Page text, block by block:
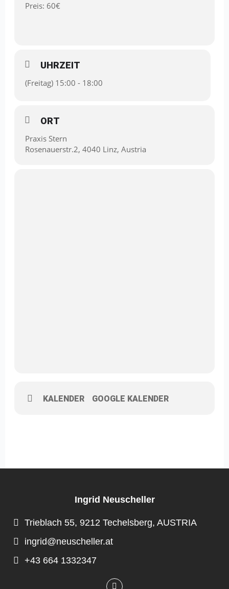
Preis: 60€
UHRZEIT
(Freitag) 15:00 - 18:00
ORT
Praxis Stern
Rosenauerstr.2, 4040 Linz, Austria
KALENDER GOOGLE KALENDER
Ingrid Neuscheller
Trieblach 55, 9212 Techelsberg, AUSTRIA
ingrid@neuscheller.at
+43 664 1332347